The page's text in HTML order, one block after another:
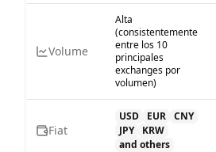
Volume
Alta
(consistentemente
entre los 10
principales
exchanges por
volumen)
Fiat
USD EUR CNY
JPY
KRW
and others